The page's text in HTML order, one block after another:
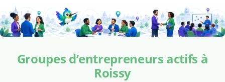
Groupes d’entrepreneurs actifs à
Roissy